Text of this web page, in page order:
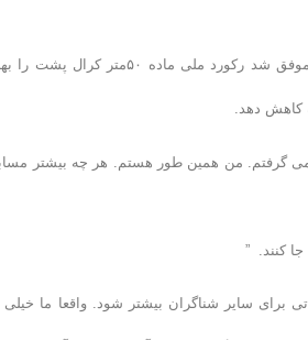
همچنین کاپیتان تیم ملی شنا ایران در دومین روز مسابقات شنا بازی های آسیایی ۲۰۱۴ در شهر اینچئون موفق شد رکورد ملی ماده
می گرفتم. من همین طور هستم. هر چه بیشتر
کنند. ”
برای سایر شناگران بیشتر شود. واقعا ما خیلی